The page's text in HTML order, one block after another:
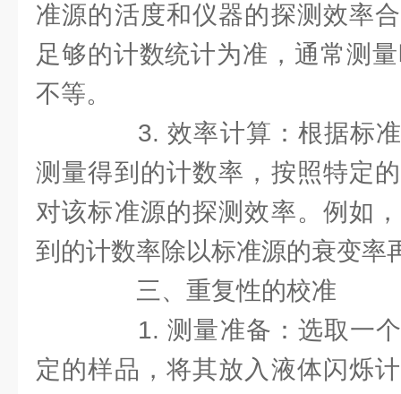
准源的活度和仪器的探测效率
足够的计数统计为准，通常测
不等。
3. 效率计算：根据标准
测量得到的计数率，按照特定
对该标准源的探测效率。例如
到的计数率除以标准源的衰变率
三、重复性的校准
1. 测量准备：选取一个
定的样品，将其放入液体闪烁